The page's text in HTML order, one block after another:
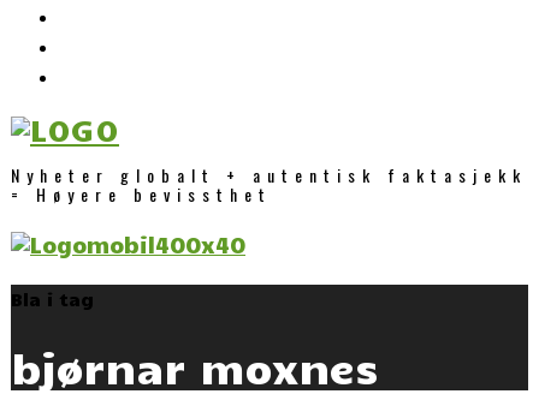
Nyheter globalt + autentisk faktasjekk
= Høyere bevissthet
Bla i tag
bjørnar moxnes